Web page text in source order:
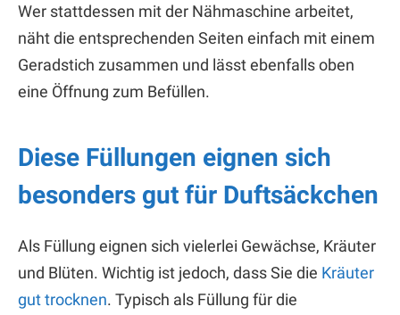
Wer stattdessen mit der Nähmaschine arbeitet,
näht die entsprechenden Seiten einfach mit einem
Geradstich zusammen und lässt ebenfalls oben
eine Öffnung zum Befüllen.
Diese Füllungen eignen sich
besonders gut für Duftsäckchen
Als Füllung eignen sich vielerlei Gewächse, Kräuter
und Blüten. Wichtig ist jedoch, dass Sie die Kräuter
gut trocknen. Typisch als Füllung für die